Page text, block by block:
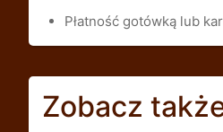
Płatność gotówką lub
Zobacz